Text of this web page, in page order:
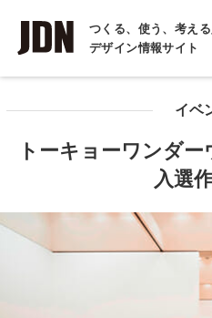
つくる、使う、考え
デザイン情報サイト
INTERVIEW
インタビュー
イベ
トーキョーワンダ
入選